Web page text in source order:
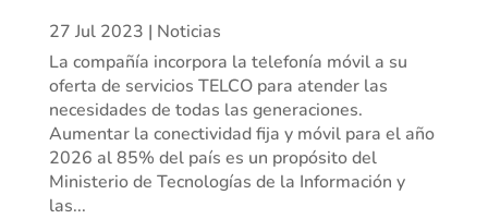
27 Jul 2023 | Noticias
La compañía incorpora la telefonía móvil a su
oferta de servicios TELCO para atender las
necesidades de todas las generaciones.
Aumentar la conectividad fija y móvil para el año
2026 al 85% del país es un propósito del
Ministerio de Tecnologías de la Información y
las...